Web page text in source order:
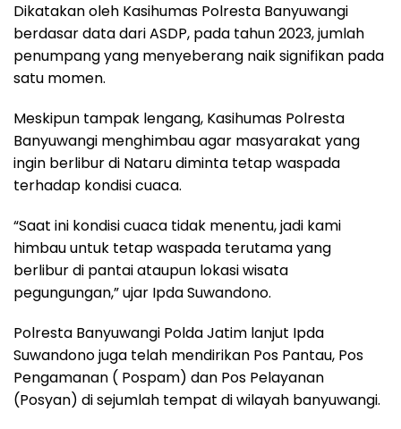
Dikatakan oleh Kasihumas Polresta Banyuwangi
berdasar data dari ASDP, pada tahun 2023, jumlah
penumpang yang menyeberang naik signifikan pada
satu momen.
Meskipun tampak lengang, Kasihumas Polresta
Banyuwangi menghimbau agar masyarakat yang
ingin berlibur di Nataru diminta tetap waspada
terhadap kondisi cuaca.
“Saat ini kondisi cuaca tidak menentu, jadi kami
himbau untuk tetap waspada terutama yang
berlibur di pantai ataupun lokasi wisata
pegungungan,” ujar Ipda Suwandono.
Polresta Banyuwangi Polda Jatim lanjut Ipda
Suwandono juga telah mendirikan Pos Pantau, Pos
Pengamanan ( Pospam) dan Pos Pelayanan
(Posyan) di sejumlah tempat di wilayah banyuwangi.